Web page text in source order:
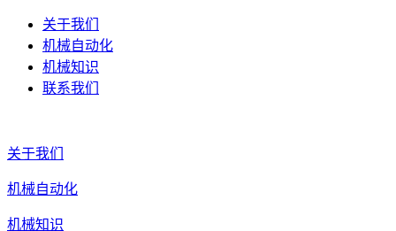
关于我们
机械自动化
机械知识
联系我们
关于我们
机械自动化
机械知识